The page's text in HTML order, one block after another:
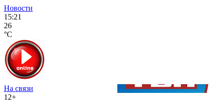
Новости
15:21
26
°C
На связи
12+